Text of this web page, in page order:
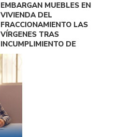
EMBARGAN MUEBLES EN
VIVIENDA DEL
FRACCIONAMIENTO LAS
VÍRGENES TRAS
INCUMPLIMIENTO DE
ACUERDO DE PAGO